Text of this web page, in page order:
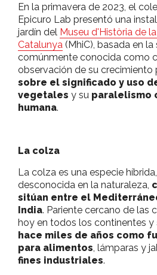
o
k
r
p
p
En la primavera de 2023, el
Epicuro Lab presentó una
jardín del Museu d'Història de
Catalunya (MhiC), basada en
comúnmente conocida como
observación de su crecimiento
sobre el significado y uso
vegetales y su paralelismo
humana.
La colza
La colza es una especie híbrida,
desconocida en la naturaleza,
sitúan entre el
India. Pariente cercano de las
hoy en todos los continentes y
hace miles de años como
para alimentos , lámparas y
fines industriales.